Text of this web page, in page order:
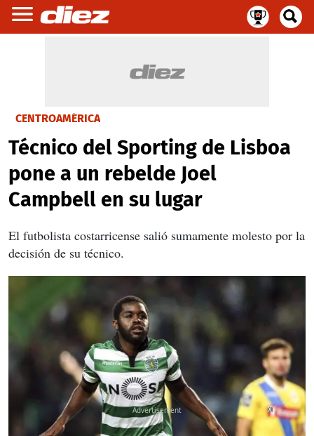
CENTROAMÉRICA
Técnico del Sporting de Lisboa
pone a un rebelde Joel
Campbell en su lugar
El futbolista costarricense salió sumamente molesto por la
decisión de su técnico.
X